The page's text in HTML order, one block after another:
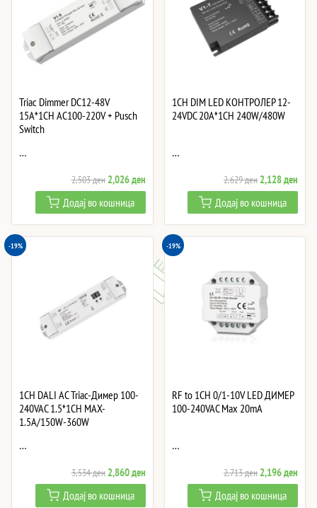
Triac Dimmer DC12-48V
15A*1CH AC100-220V + Pusch
Switch
…
2,503ден Original
price
was:
2,503 ден.
2,026денCurrent
price
is:
2,026 ден.
Додај во кошница
1CH DIM LED КОНТРОЛЕР 12-
24VDC 20A*1CH 240W/480W
…
2,629ден Original
price
was:
2,629 ден.
2,128ден
price
is:
Додај во кошница
-19%
1CH DALI AC Triac-Димер 100-
240VAC 1.5*1CH MAX-
1.5A/150W-360W
…
3,534ден Original
price
was:
2,860денCurrent
price
is:
Додај во кошница
-19%
RF to 1CH 0/1-10V LED ДИМЕР
100-240VAC Max 20mA
…
2,713ден Original
price
was:
2,196ден
price
is:
Додај во кошница